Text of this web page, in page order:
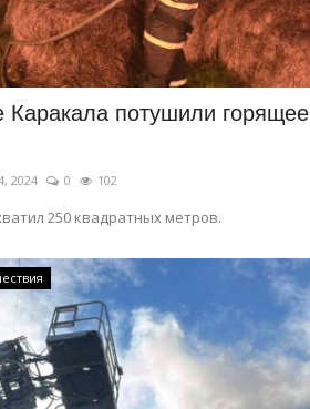
Каракала потушили горящее
2024 0 102
250 квадратных метров.